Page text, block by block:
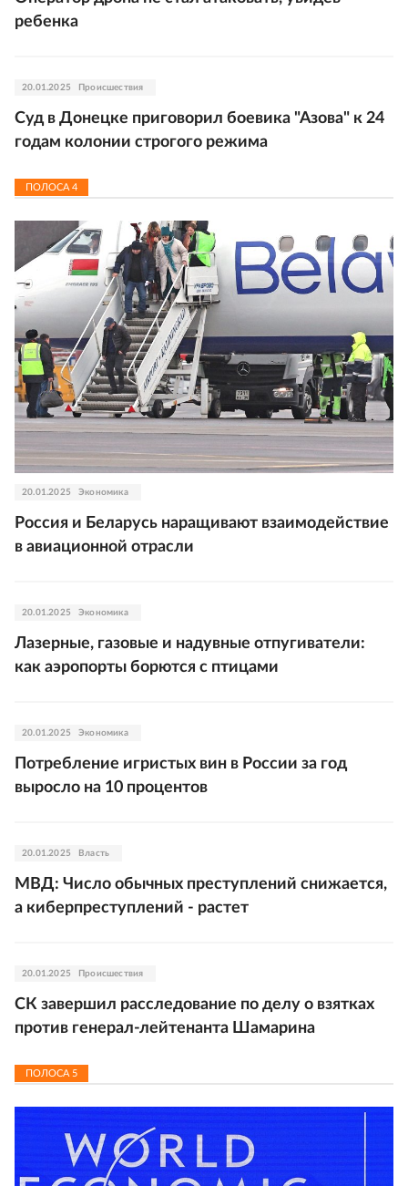
ребенка
20.01.2025 Происшествия
Суд в Донецке приговорил боевика "Азова" к 24
годам колонии строгого режима
ПОЛОСА 4
20.01.2025 Экономика
Россия и Беларусь наращивают взаимодействие
в авиационной отрасли
20.01.2025 Экономика
Лазерные, газовые и надувные отпугиватели:
как аэропорты борются с птицами
20.01.2025 Экономика
Потребление игристых вин в России за год
выросло на 10 процентов
20.01.2025 Власть
МВД: Число обычных преступлений снижается,
а киберпреступлений - растет
20.01.2025 Происшествия
СК завершил расследование по делу о взятках
против генерал-лейтенанта Шамарина
ПОЛОСА5